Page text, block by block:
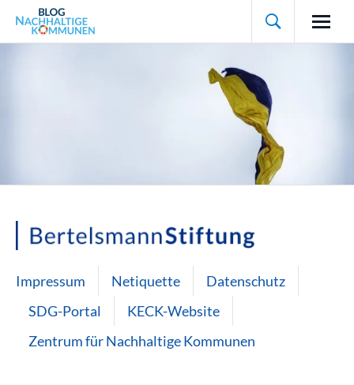

Impressum Netiquette
Datenschutz
SDG-Portal
KECK-Website
Zentrum für Nachhaltige Kommunen